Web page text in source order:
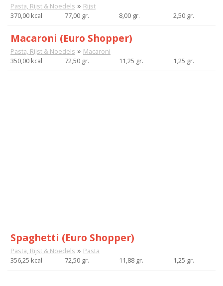
Pasta, Rijst & Noedels » Rijst
370,00 kcal
77,00 gr. 8,00 gr. 2,50 gr.
Macaroni (Euro Shopper)
Pasta, Rijst & Noedels » Macaroni
350,00 kcal
72,50 gr. 11,25 gr. 1,25 gr.
Spaghetti (Euro Shopper)
Pasta, Rijst & Noedels » Pasta
356,25 kcal
72,50 gr. 11,88 gr. 1,25 gr.